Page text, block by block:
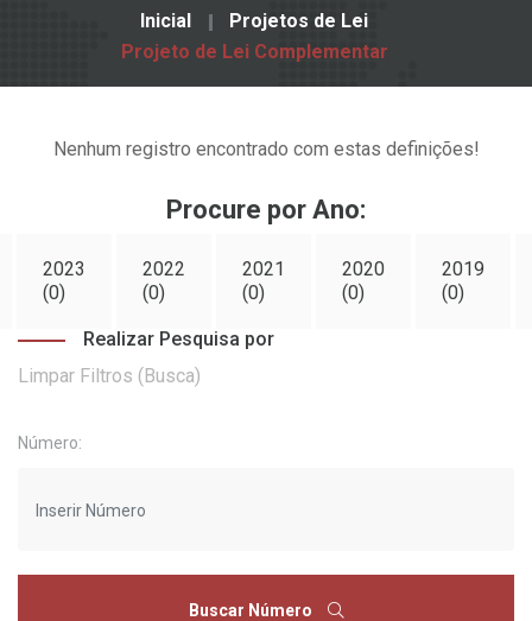
Inicial
Projetos de Lei
Projeto de Lei Complementar
Nenhum registro encontrado com estas definições!
Procure por Ano:
2023
(0)
2022
(0)
2021
(0)
2020
(0)
2019
(0)
Realizar Pesquisa por
Limpar Filtros (Busca)
Número:
Buscar Número